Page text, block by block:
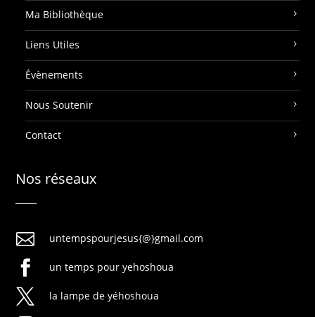
Ma Bibliothèque
Liens Utiles
Évènements
Nous Soutenir
Contact
Nos réseaux
 untempspourjesus{@}gmail.com
 un temps pour yehoshoua
 la lampe de yéhoshoua